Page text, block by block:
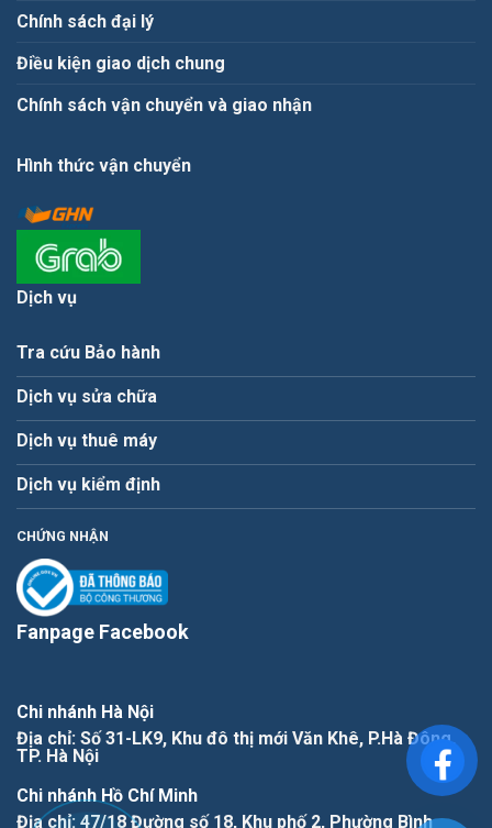
Chính sách đại lý
Điều kiện giao dịch chung
Chính sách vận chuyển và giao nhận
Hình thức vận chuyển
Dịch vụ
Tra cứu Bảo hành
Dịch vụ sửa chữa
Dịch vụ thuê máy
Dịch vụ kiểm định
CHỨNG NHẬN
Fanpage Facebook
Chi nhánh Hà Nội
Địa chỉ: Số 31-LK9, Khu đô thị mới Văn Khê, P.Hà Đông,
TP. Hà Nội
Chi nhánh Hồ Chí Minh
Địa chỉ: 47/18 Đường số 18, Khu phố 2, Phường Bình